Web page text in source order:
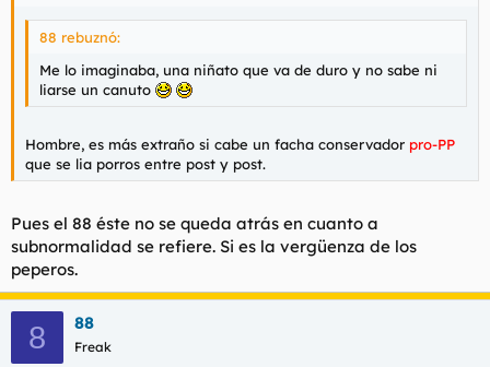
88 rebuznó:
Me lo imaginaba, una niñato que va de duro y no sabe ni
liarse un canuto
Hombre, es más extraño si cabe un facha conservador pro-PP
que se lia porros entre post y post.
Pues el 88 éste no se queda atrás en cuanto a
subnormalidad se refiere. Si es la vergüenza de los
peperos.
8 88
Freak